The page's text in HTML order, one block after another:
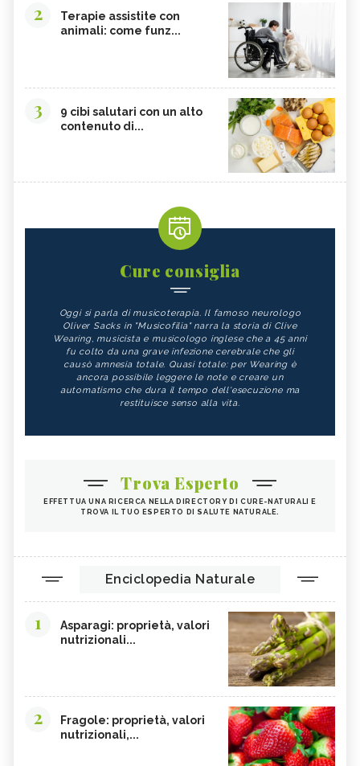
2
Terapie assistite con
animali: come funz...
3
9 cibi salutari con un alto
contenuto di...
Cure consiglia
Oggi si parla di musicoterapia. Il famoso neurologo
Oliver Sacks in "Musicofilia" narra la storia di Clive
Wearing, musicista e musicologo inglese che a 45 anni
fu colto da una grave infezione cerebrale che gli
causò amnesia totale. Quasi totale: per Wearing è
ancora possibile leggere le note e creare un
automatismo che dura il tempo dell'esecuzione ma
restituisce senso alla vita.
Trova Esperto
EFFETTUA UNA RICERCA NELLA DIRECTORY DI CURE-NATURALI E
TROVA IL TUO ESPERTO DI SALUTE NATURALE.
Enciclopedia Naturale
1
Asparagi: proprietà, valori
nutrizionali...
2
Fragole: proprietà, valori
nutrizionali,...